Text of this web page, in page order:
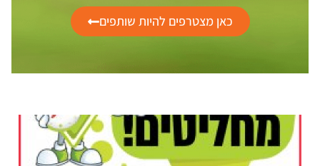
כאן מצטרפים להיות שותפים